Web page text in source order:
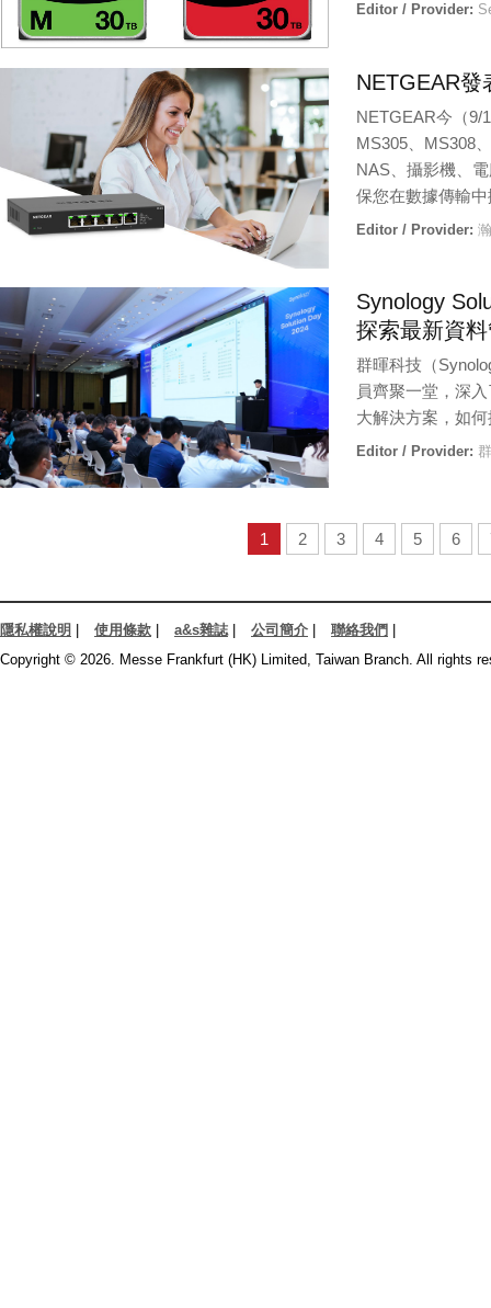
Editor / Provider:
NETGEAR
NETGEAR今（9/
MS305、MS308
NAS、攝影機、
保您在數據傳輸
Editor / Provider:
Synology
探索最新資
群暉科技（
員齊聚一堂，深
大解決方案，如
Editor / Provider:
1 2 3 4 5 6
隱私權說明 使用條款 a&s雜誌| 公司簡介 聯絡我們
Copyright © 2026. Messe Frankfurt (HK) Limited, Taiwan Branch. All rights